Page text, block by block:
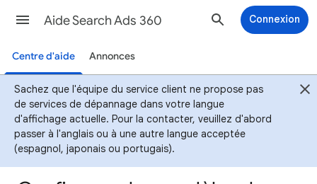
Aide Search Ads 360 Connexion
Centre d'aide Annonces
Sachez que l'équipe du service client ne propose pas
de services de dépannage dans votre langue
d'affichage actuelle. Pour la contacter, veuillez d'abord
passer à l'anglais ou à une autre langue acceptée
(espagnol, japonais ou portugais).